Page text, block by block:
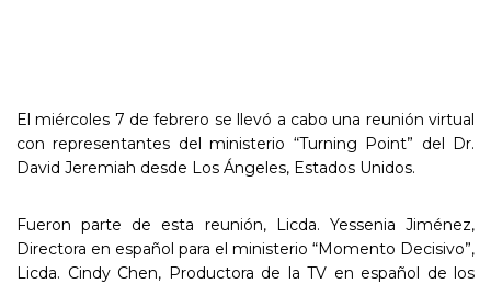
El miércoles 7 de febrero se llevó a cabo una reunión virtual
con representantes del ministerio “Turning Point” del Dr.
David Jeremiah desde Los Ángeles, Estados Unidos.
Fueron parte de esta reunión, Licda. Yessenia Jiménez,
Directora en español para el ministerio “Momento Decisivo”,
Licda. Cindy Chen, Productora de la TV en español de los